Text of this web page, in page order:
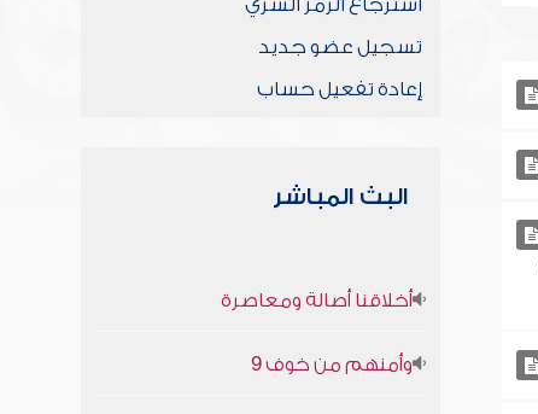
استرجاع الرمز السري
تسجيل عضو جديد
إعادة تفعيل حساب
البث المباشر
أخلاقنا أصالة ومعاصرة
وأمنهم من خوف 9